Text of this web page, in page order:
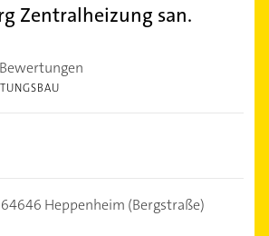
Zentralheizung san.
64646 Heppenheim (Bergstraße)